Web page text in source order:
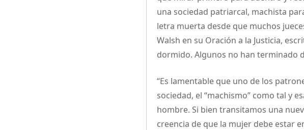
una sociedad patriarcal, machista
letra muerta desde que muchos
Walsh en su Oración a la Justicia,
dormido. Algunos no han terminado
“Es lamentable que uno de los
sociedad, el “machismo” como tal y
hombre. Si bien transitamos una
creencia de que la mujer debe estar